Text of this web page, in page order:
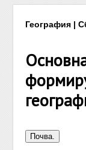
География |